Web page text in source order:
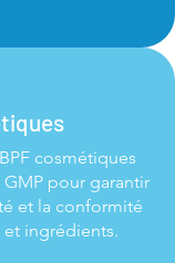
cosmétiques
GMP pour garantir
et la conformité
ingrédients.